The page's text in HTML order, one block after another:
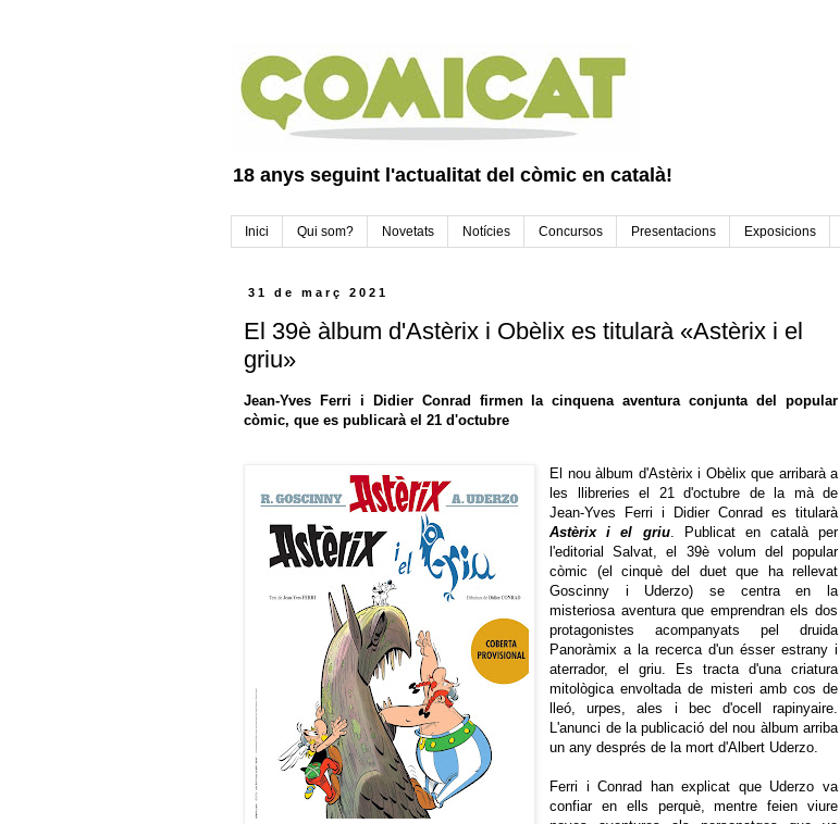
18 anys seguint l'actualitat del còmic en català!
Inici Qui som? Novetats Notícies Concursos Presentacions Exposicions
31 de març 2021
El 39è àlbum d'Astèrix i Obèlix es titularà «Astèrix i el
griu»
Jean-Yves Ferri i Didier Conrad firmen la cinquena aventura conjunta del popular
còmic, que es publicarà el 21 d'octubre
El nou àlbum d'Astèrix i Obèlix que arribarà a
les llibreries el 21 d'octubre de la mà de
Jean-Yves Ferri i Didier Conrad es titularà
Astèrix i el griu. Publicat en català per
l'editorial Salvat, el 39è volum del popular
còmic (el cinquè del duet que ha rellevat
Goscinny i Uderzo) se centra en la
misteriosa aventura que emprendran els dos
protagonistes acompanyats pel druida
Panoràmix a la recerca d'un ésser estrany i
aterrador, el griu. Es tracta d'una criatura
mitològica envoltada de misteri amb cos de
lleó, urpes, ales i bec d'ocell rapinyaire.
L'anunci de la publicació del nou àlbum arriba
un any després de la mort d'Albert Uderzo.
Ferri i Conrad han explicat que Uderzo va
confiar en ells perquè, mentre feien viure